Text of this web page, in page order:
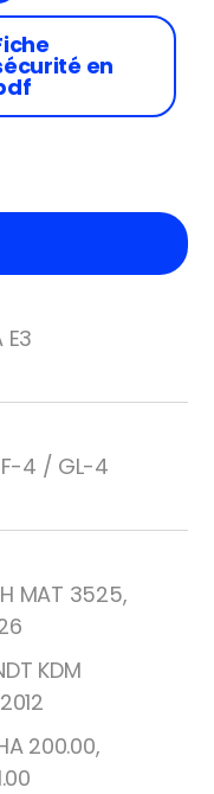
en
E3
4 / GL-4
MAT 3525,
KDM
200.00,